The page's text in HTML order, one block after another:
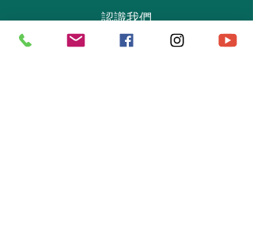
認識我們
實體專賣店